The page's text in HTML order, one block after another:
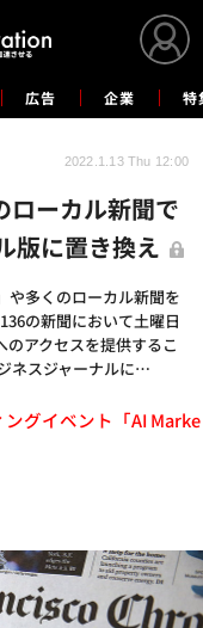
広告 企業 特
ローカル新聞で
版に置き換え
や多くのローカル新聞を
の新聞において土曜日
アクセスを提供するこ
ネスジャーナルに…
2022.1.13 Thu 12:00
グイベント「AI Marke